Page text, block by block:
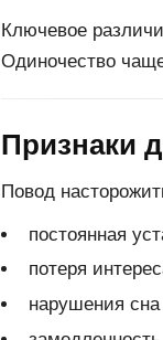
Ключевое
Одиночество
Признаки
Повод
постоянная
потеря
нарушения сна